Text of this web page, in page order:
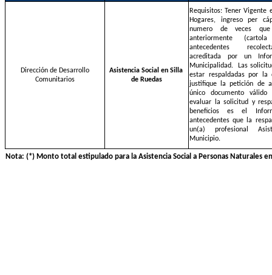
Dirección de Desarrollo
Comunitarios
Asistencia Social en Silla
de Ruedas
Requisitos: Tener Vigente
Hogares, ingreso per
numero de veces
anteriormente
antecedentes
acreditada por un
Municipalidad.
Las
estar respaldadas por la
justifique la petición de
único documento válido
evaluar la solicitud y
beneficios es el
antecedentes que la
un(a) profesional
Municipio.
Nota: (*) Monto total estipulado para la Asistencia Social a Personas Naturales